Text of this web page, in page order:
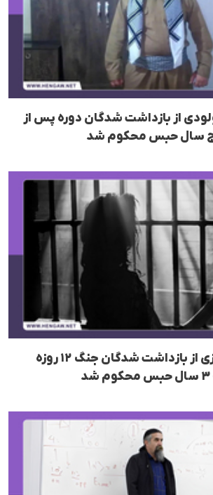
از بازداشت شدگان دوره پس از
سنندج؛ شیدا عزیزی از بازداشت شدگان جنگ ۱۲ روزه